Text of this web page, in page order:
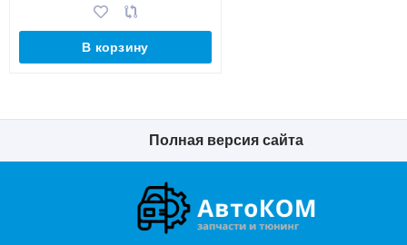
В корзину
Полная версия сайта